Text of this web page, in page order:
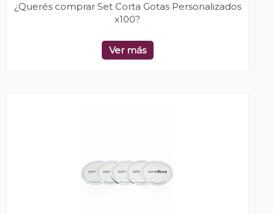
¿Querés comprar Set Corta Gotas Personalizados
x100?
Ver más